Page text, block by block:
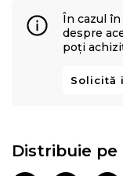
În cazul
despre
poți
Solicită
Distribuie pe